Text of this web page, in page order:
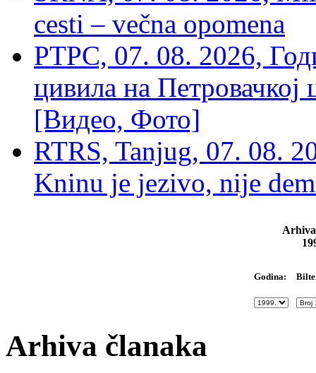
cesti – večna opomena
РТРС, 07. 08. 2026,
цивила на Петровачкој
[Видео, Фото]
RTRS, Tanjug, 07. 08.
Kninu je jezivo, nije
Godina:
Arhiva članaka